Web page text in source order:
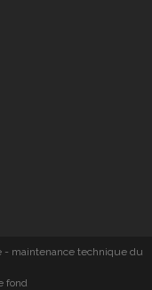
- maintenance technique du
fond